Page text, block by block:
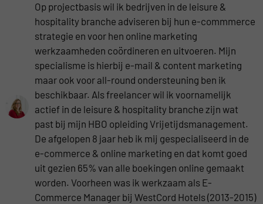
Op projectbasis wil ik bedrijven in de leisure &
hospitality branche adviseren bij hun e-commmerce
strategie en voor hen online marketing
werkzaamheden coördineren en uitvoeren. Mijn
specialisme is hierbij e-mail & content marketing
maar ook voor all-round ondersteuning ben ik
beschikbaar. Als freelancer wil ik voornamelijk
actief in de leisure & hospitality branche zijn wat
past bij mijn HBO opleiding Vrijetijdsmanagement.
De afgelopen 8 jaar heb ik mij gespecialiseerd in de
e-commerce & online marketing en dat komt goed
uit gezien 65% van alle boekingen online gemaakt
worden. Voorheen was ik werkzaam als E-
Commerce Manager bij WestCord Hotels (2013-2015)